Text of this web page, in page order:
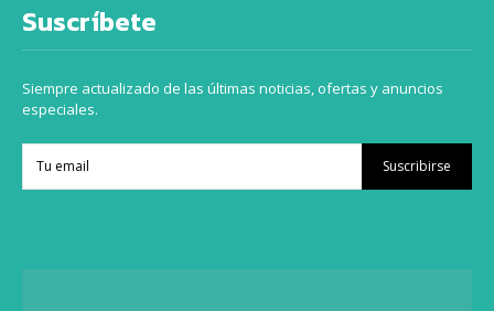
Suscríbete
Siempre actualizado de las últimas noticias, ofertas y anuncios
especiales.
Suscribirse